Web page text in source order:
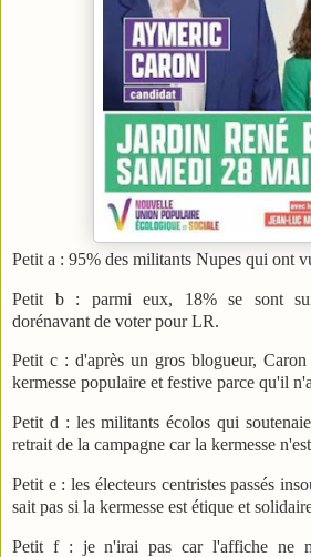
Petit a : 95% des militants Nupes qui ont
Petit b : parmi eux, 18% se sont
dorénavant de voter pour LR.
Petit c : d'après un gros blogueur,
kermesse populaire et festive parce qu'il
Petit d : les militants écolos qui
retrait de la campagne car la kermesse
Petit e : les électeurs centristes passés
sait pas si la kermesse est étique et
Petit f : je n'irai pas car l'affiche ne